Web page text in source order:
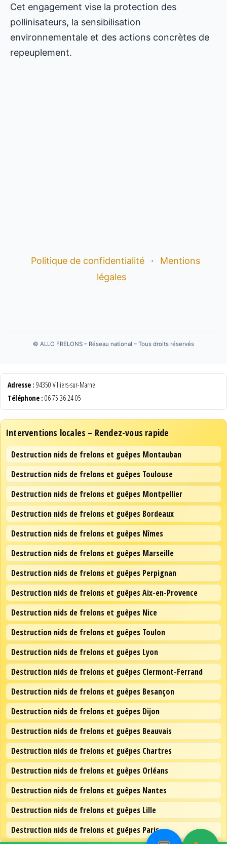
Cet engagement vise la protection des
pollinisateurs, la sensibilisation
environnementale et des actions concrètes de
repeuplement.
Politique de confidentialité ·
Mentions
légales
© ALLO FRELONS – Réseau national – Tous droits réservés
Adresse : 94350 Villiers-sur-Marne
Téléphone : 06 75 36 24 05
Interventions locales – Rendez-vous rapide
Destruction nids de frelons et guêpes Montauban
Destruction nids de frelons et guêpes Toulouse
Destruction nids de frelons et guêpes Montpellier
Destruction nids de frelons et guêpes Bordeaux
Destruction nids de frelons et guêpes Nîmes
Destruction nids de frelons et guêpes Marseille
Destruction nids de frelons et guêpes Perpignan
Destruction nids de frelons et guêpes Aix-en-Provence
Destruction nids de frelons et guêpes Nice
Destruction nids de frelons et guêpes Toulon
Destruction nids de frelons et guêpes Lyon
Destruction nids de frelons et guêpes Clermont-Ferrand
Destruction nids de frelons et guêpes Besançon
Destruction nids de frelons et guêpes Dijon
Destruction nids de frelons et guêpes Beauvais
Destruction nids de frelons et guêpes Chartres
Destruction nids de frelons et guêpes Orléans
Destruction nids de frelons et guêpes Nantes
Destruction nids de frelons et guêpes Lille
Destruction nids de frelons et guêpes Paris